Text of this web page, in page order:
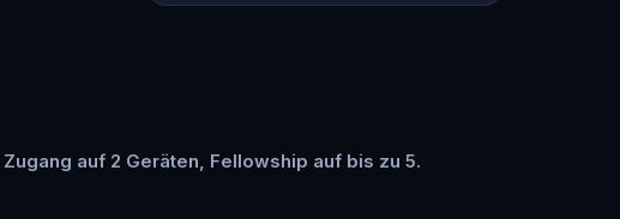
auf 2 Geräten, Fellowship auf bis zu 5.